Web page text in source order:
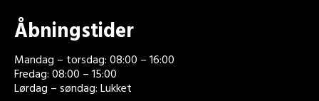
Åbningstider
Mandag – torsdag: 08:00 – 16:00
Fredag: 08:00 – 15:00
Lørdag – søndag: Lukket